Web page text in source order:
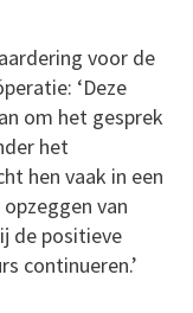
voor de
‘Deze
om het gesprek
het
hen vaak in een
van
de positieve
continueren.’